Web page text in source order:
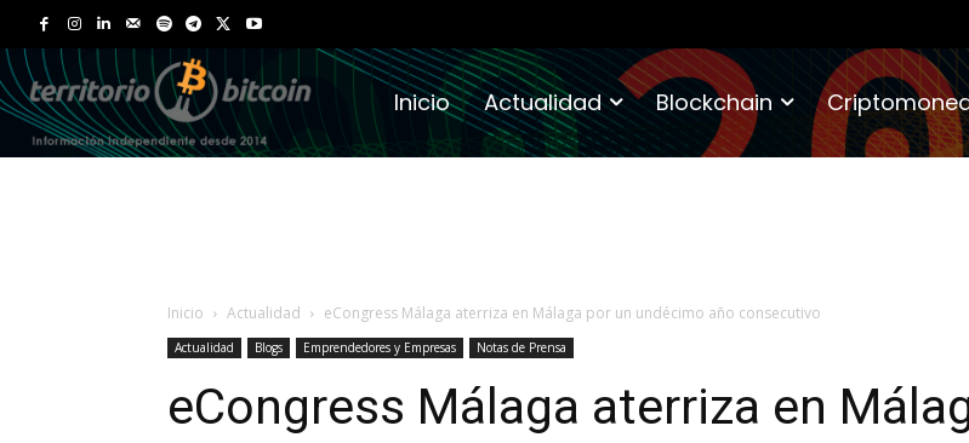
Inicio Actualidad Blockchain
Inicio Actualidad eCongress Málaga aterriza en Málaga por un undécimo año consecutivo
Actualidad Blogs Emprendedores y Empresas Notas de Prensa
eCongress Málaga aterriza en